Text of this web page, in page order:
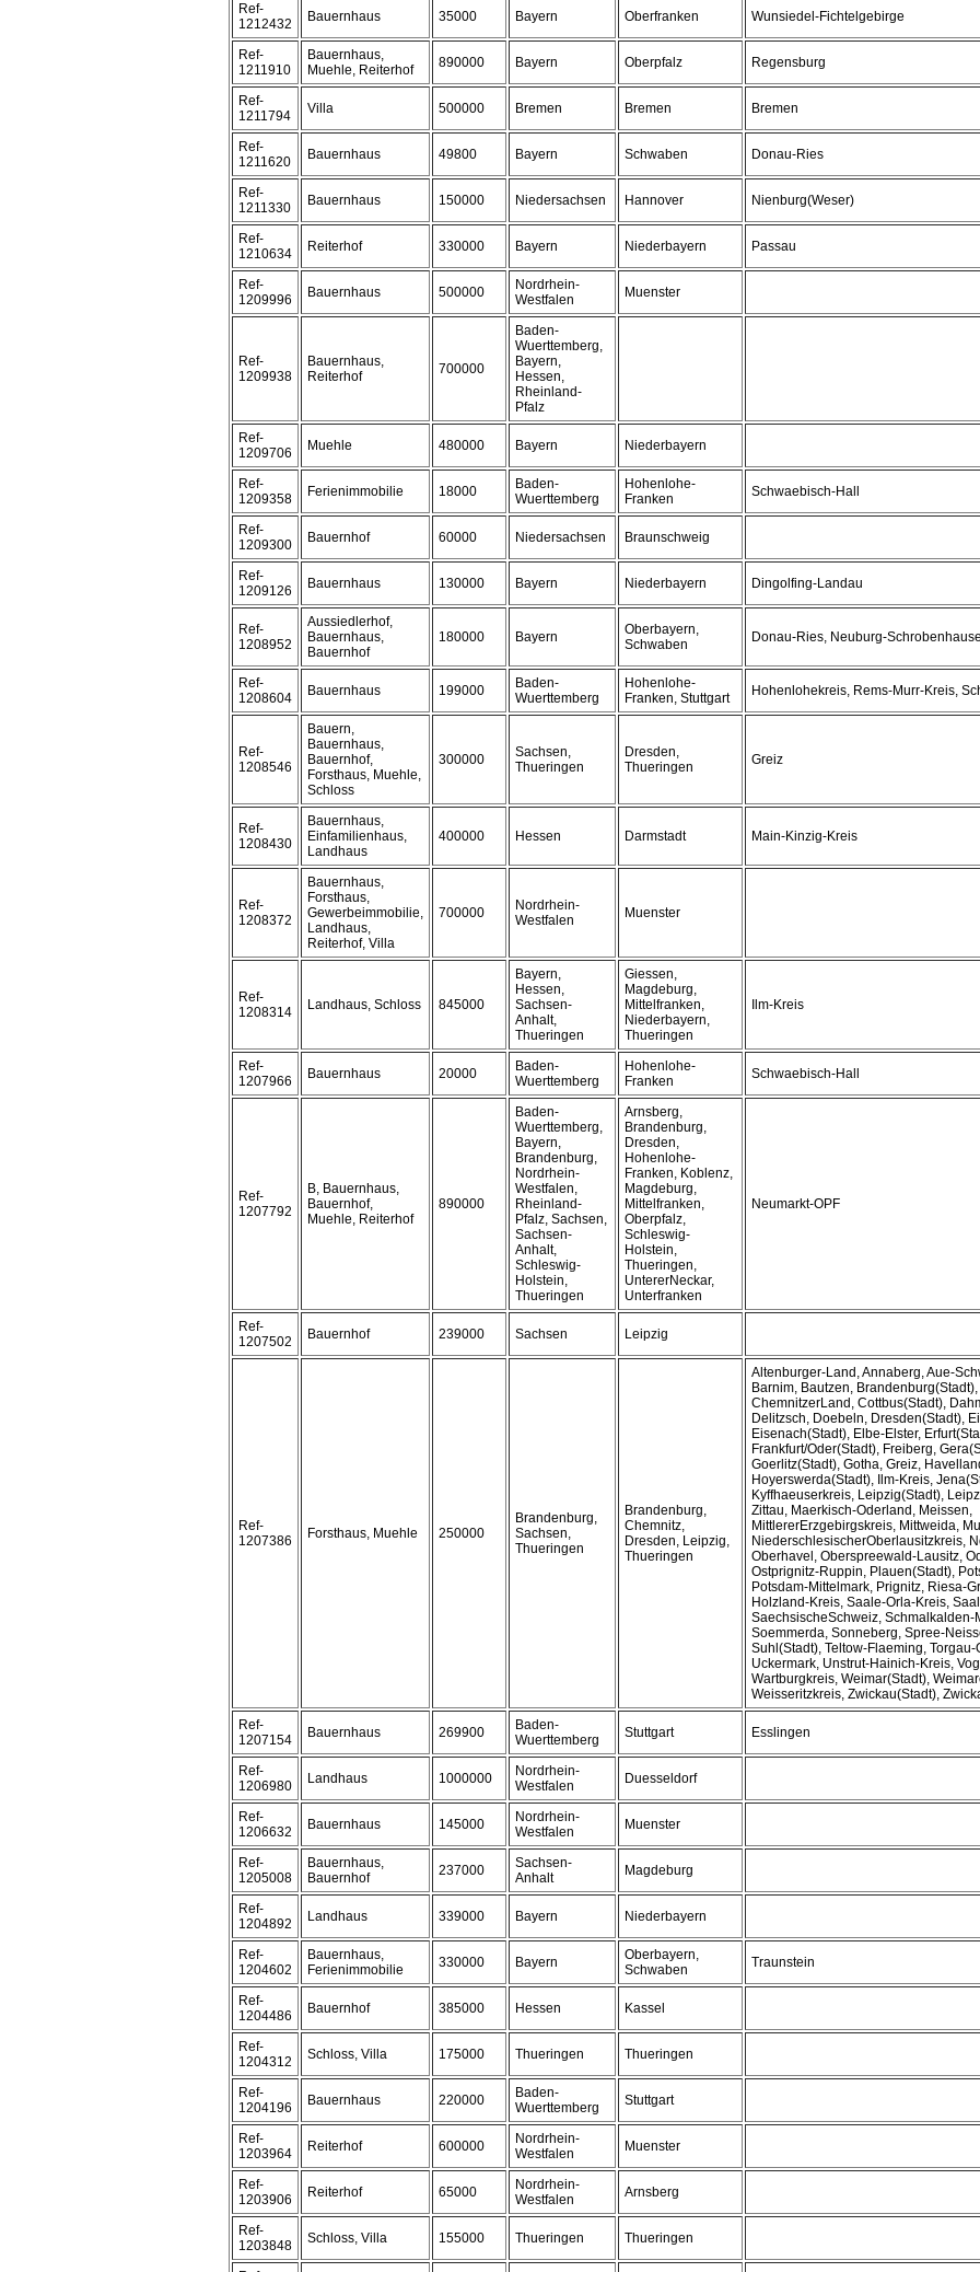
Ref-
1212432
Bauernhaus 35000 Bayern Oberfranken Wunsiedel-Fichtelgebirge
Ref-
1211910
Bauernhaus,
Muehle, Reiterhof
890000 Bayern Oberpfalz Regensburg
Ref-
1211794
Villa 500000 Bremen Bremen Bremen
Ref-
1211620
Bauernhaus 49800 Bayern Schwaben Donau-Ries
Ref-
1211330
Bauernhaus 150000 Niedersachsen Hannover Nienburg(Weser)
Ref-
1210634
Reiterhof 330000 Bayern Niederbayern Passau
Ref-
1209996
Bauernhaus 500000
Nordrhein-
Westfalen
Muenster
Ref-
1209938
Bauernhaus,
Reiterhof
700000
Baden-
Wuerttemberg,
Bayern,
Hessen,
Rheinland-
Pfalz
Ref-
1209706
Muehle 480000 Bayern Niederbayern
Ref-
1209358
Ferienimmobilie 18000
Baden-
Wuerttemberg
Hohenlohe-
Franken
Schwaebisch-Hall
Ref-
1209300
Bauernhof 60000 Niedersachsen Braunschweig
Ref-
1209126
Bauernhaus 130000 Bayern Niederbayern Dingolfing-Landau
Ref-
1208952
Aussiedlerhof,
Bauernhaus,
Bauernhof
180000 Bayern
Oberbayern,
Schwaben
Donau-Ries, Neuburg-
Ref-
1208604
Bauernhaus 199000
Baden-
Wuerttemberg
Hohenlohe-
Franken, Stuttgart
Hohenlohekreis, Rems-Murr-Kreis,
Ref-
1208546
Bauern,
Bauernhaus,
Bauernhof,
Forsthaus, Muehle,
Schloss
300000
Sachsen,
Thueringen
Dresden,
Thueringen
Greiz
Ref-
1208430
Bauernhaus,
Einfamilienhaus,
Landhaus
400000 Hessen Darmstadt Main-Kinzig-Kreis
Ref-
1208372
Bauernhaus,
Forsthaus,
Gewerbeimmobilie,
Landhaus,
Reiterhof, Villa
700000
Nordrhein-
Westfalen
Muenster
Ref-
1208314
Landhaus, Schloss 845000
Bayern,
Hessen,
Sachsen-
Anhalt,
Thueringen
Giessen,
Magdeburg,
Mittelfranken,
Niederbayern,
Thueringen
Ilm-Kreis
Ref-
1207966
Bauernhaus 20000
Baden-
Wuerttemberg
Hohenlohe-
Franken
Schwaebisch-Hall
Ref-
1207792
B, Bauernhaus,
Bauernhof,
Muehle, Reiterhof
890000
Baden-
Wuerttemberg,
Bayern,
Brandenburg,
Nordrhein-
Westfalen,
Rheinland-
Pfalz, Sachsen,
Sachsen-
Anhalt,
Schleswig-
Holstein,
Thueringen
Arnsberg,
Brandenburg,
Dresden,
Hohenlohe-
Franken, Koblenz,
Magdeburg,
Mittelfranken,
Oberpfalz,
Schleswig-
Holstein,
Thueringen,
UntererNeckar,
Unterfranken
Neumarkt-OPF
Ref-
1207502
Bauernhof 239000 Sachsen Leipzig
Ref-
1207386
Forsthaus, Muehle 250000
Brandenburg,
Sachsen,
Thueringen
Brandenburg,
Chemnitz,
Dresden, Leipzig,
Thueringen
Altenburger-Land, Annaberg, Aue-
Barnim, Bautzen,
ChemnitzerLand, Cottbus(Stadt),
Delitzsch, Doebeln, Dresden(Stadt),
Eisenach(Stadt), Elbe-Elster,
Frankfurt/Oder(Stadt), Freiberg,
Goerlitz(Stadt), Gotha, Greiz,
Hoyerswerda(Stadt), Ilm-Kreis,
Kyffhaeuserkreis, Leipzig(Stadt),
Zittau, Maerkisch-Oderland, Meissen,
MittlererErzgebirgskreis, Mittweida,
NiederschlesischerOberlausitzkreis,
Oberhavel, Oberspreewald-Lausitz,
Ostprignitz-Ruppin, Plauen(Stadt),
Potsdam-Mittelmark, Prignitz, Riesa-
Holzland-Kreis, Saale-Orla-Kreis,
SaechsischeSchweiz, Schmalkalden-
Soemmerda, Sonneberg, Spree-
Suhl(Stadt), Teltow-Flaeming, Torgau-
Uckermark, Unstrut-Hainich-Kreis,
Wartburgkreis, Weimar(Stadt),
Weisseritzkreis, Zwickau(Stadt),
Ref-
1207154
Bauernhaus 269900
Baden-
Wuerttemberg
Stuttgart Esslingen
Ref-
1206980
Landhaus 1000000
Nordrhein-
Westfalen
Duesseldorf
Ref-
1206632
Bauernhaus 145000
Nordrhein-
Westfalen
Muenster
Ref-
1205008
Bauernhaus,
Bauernhof
237000
Sachsen-
Anhalt
Magdeburg
Ref-
1204892
Landhaus 339000 Bayern Niederbayern
Ref-
1204602
Bauernhaus,
Ferienimmobilie
330000 Bayern
Oberbayern,
Schwaben
Traunstein
Ref-
1204486
Bauernhof 385000 Hessen Kassel
Ref-
1204312
Schloss, Villa 175000 Thueringen Thueringen
Ref-
1204196
Bauernhaus 220000
Baden-
Wuerttemberg
Stuttgart
Ref-
1203964
Reiterhof 600000
Nordrhein-
Westfalen
Muenster
Ref-
1203906
Reiterhof 65000
Nordrhein-
Westfalen
Arnsberg
Ref-
1203848
Schloss, Villa 155000 Thueringen Thueringen